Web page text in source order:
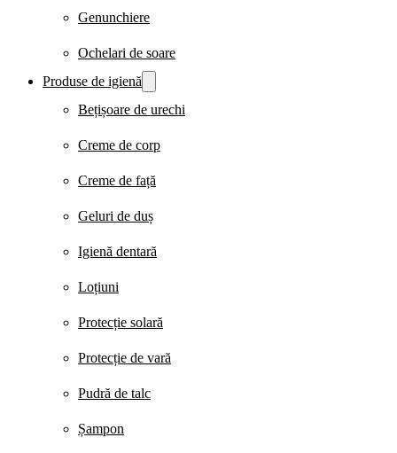
Genunchiere
Ochelari de soare
Produse de igienă
Bețișoare de urechi
Creme de corp
Creme de față
Geluri de duș
Igienă dentară
Loțiuni
Protecție solară
Protecție de vară
Pudră de talc
Șampon